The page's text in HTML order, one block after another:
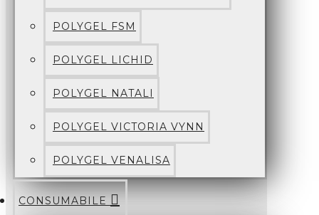
POLYGEL FSM
POLYGEL LICHID
POLYGEL NATALI
POLYGEL VICTORIA VYNN
POLYGEL VENALISA
CONSUMABILE